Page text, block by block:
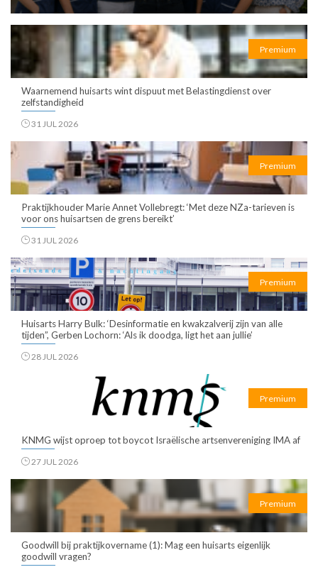
Premium
Waarnemend huisarts wint dispuut met Belastingdienst over
zelfstandigheid
31 JUL 2026
Premium
Praktijkhouder Marie Annet Vollebregt: ‘Met deze NZa-tarieven is
voor ons huisartsen de grens bereikt’
31 JUL 2026
Premium
Huisarts Harry Bulk: ‘Desinformatie en kwakzalverij zijn van alle
tijden”, Gerben Lochorn: ‘Als ik doodga, ligt het aan jullie’
28 JUL 2026
Premium
KNMG wijst oproep tot boycot Israëlische artsenvereniging IMA af
27 JUL 2026
Premium
Goodwill bij praktijkovername (1): Mag een huisarts eigenlijk
goodwill vragen?